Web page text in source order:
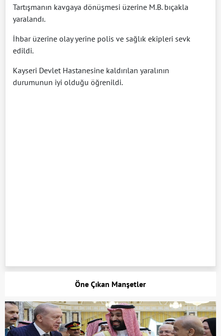
Tartışmanın kavgaya dönüşmesi üzerine M.B. bıçakla
yaralandı.
İhbar üzerine olay yerine polis ve sağlık ekipleri sevk
edildi.
Kayseri Devlet Hastanesine kaldırılan yaralının
durumunun iyi olduğu öğrenildi.
Öne Çıkan Manşetler